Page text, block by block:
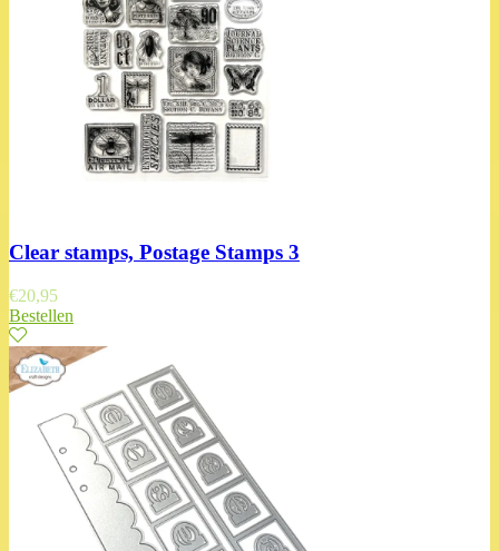
Clear stamps, Postage Stamps 3
€20,95
Bestellen